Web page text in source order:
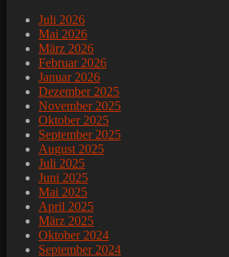
Juli 2026
Mai 2026
März 2026
Februar 2026
Januar 2026
Dezember 2025
November 2025
Oktober 2025
September 2025
August 2025
Juli 2025
Juni 2025
Mai 2025
April 2025
März 2025
Oktober 2024
September 2024